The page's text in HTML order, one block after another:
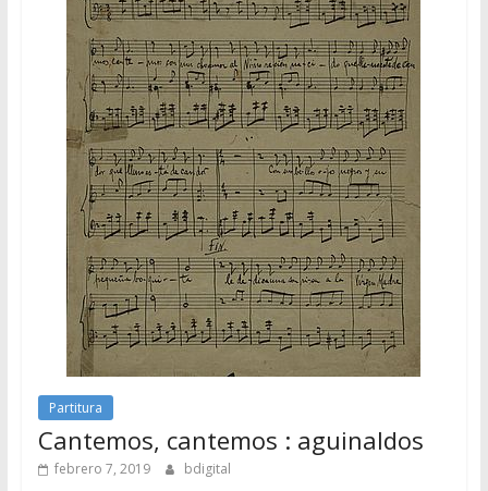
Partitura
Cantemos, cantemos : aguinaldos
febrero 7, 2019 bdigital